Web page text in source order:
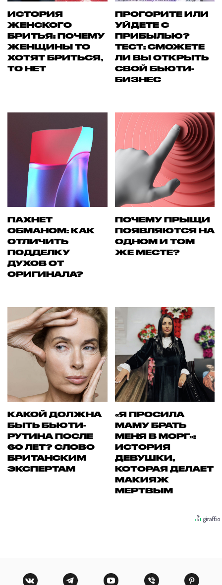
ИСТОРИЯ
ЖЕНСКОГО
БРИТЬЯ: ПОЧЕМУ
ЖЕНЩИНЫ ТО
ХОТЯТ БРИТЬСЯ,
ТО НЕТ
ПРОГОРИТЕ ИЛИ
УЙДЕТЕ С
ПРИБЫЛЬЮ?
ТЕСТ: СМОЖЕТЕ
ЛИ ВЫ ОТКРЫТЬ
СВОЙ БЬЮТИ-
БИЗНЕС
ПАХНЕТ
ОБМАНОМ: КАК
ОТЛИЧИТЬ
ПОДДЕЛКУ
ДУХОВ ОТ
ОРИГИНАЛА?
ПОЧЕМУ ПРЫЩИ
ПОЯВЛЯЮТСЯ НА
ОДНОМ И ТОМ
ЖЕ МЕСТЕ?
КАКОЙ ДОЛЖНА
БЫТЬ БЬЮТИ-
РУТИНА ПОСЛЕ
60 ЛЕТ? СЛОВО
БРИТАНСКИМ
ЭКСПЕРТАМ
«Я ПРОСИЛА
МАМУ БРАТЬ
МЕНЯ В МОРГ»:
ИСТОРИЯ
ДЕВУШКИ,
КОТОРАЯ ДЕЛАЕТ
МАКИЯЖ
МЕРТВЫМ